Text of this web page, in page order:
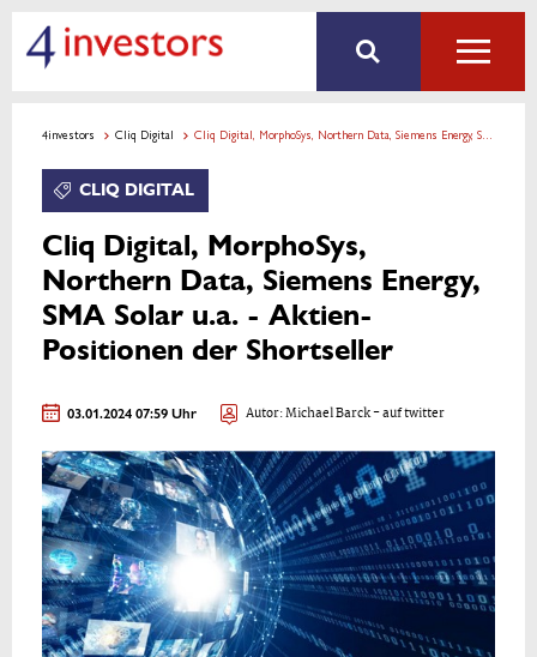
4investors Cliq Digital Cliq Digital, MorphoSys, Northern Data, Siemens Energy, SMA Solar u.a. - Aktien-Positionen der Shortseller
CLIQ DIGITAL
Cliq Digital, MorphoSys,
Northern Data, Siemens Energy,
SMA Solar u.a. - Aktien-
Positionen der Shortseller
03.01.2024 07:59 Uhr Autor:Michael Barck- auf twitter